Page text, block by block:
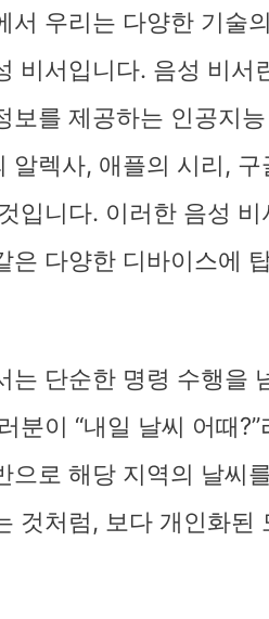
서 우리는 다양한 기술
비서입니다. 음성 비서
보를 제공하는 인공지
알렉사, 애플의 시리,
입니다. 이러한 음성
은 다양한 디바이스에
는 단순한 명령 수행을
분이 “내일 날씨 어때
으로 해당 지역의 날씨
것처럼, 보다 개인화된